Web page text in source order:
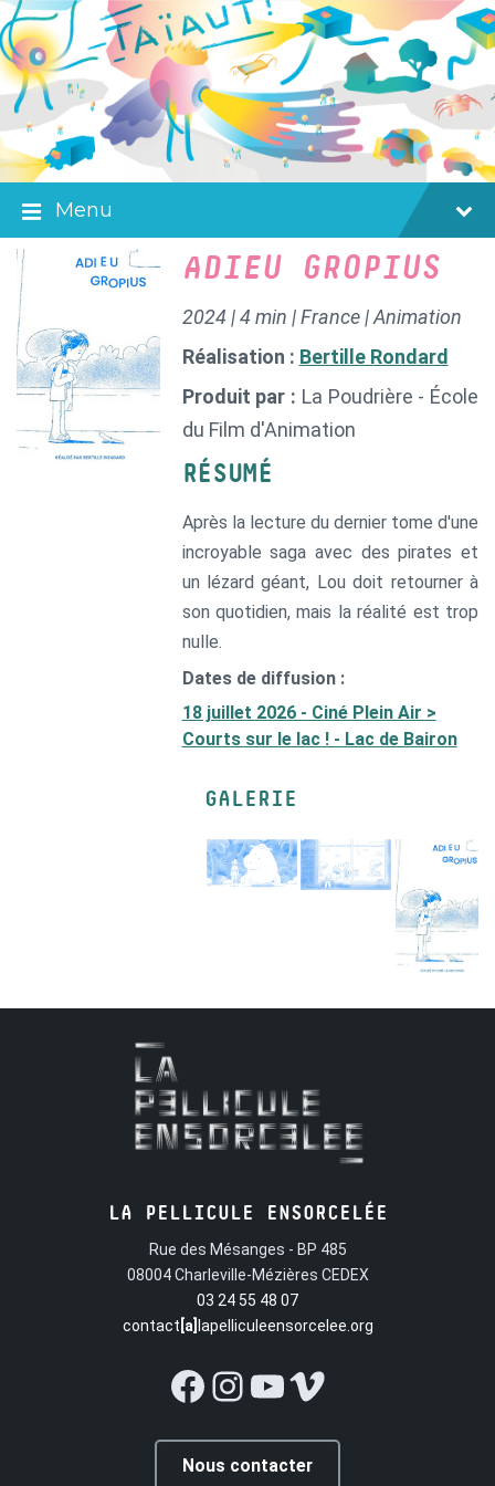
Skip
to
content
Skip
to
main
navigation
Skip
to
footer
Menu
ADIEU GROPIUS
2024 | 4 min | France | Animation
Réalisation : Bertille Rondard
Produit par : La Poudrière - École
du Film d'Animation
RÉSUMÉ
Après la lecture du dernier tome d'une
incroyable saga avec des pirates et
un lézard géant, Lou doit retourner à
son quotidien, mais la réalité est trop
nulle.
Dates de diffusion :
18 juillet 2026 - Ciné Plein Air >
Courts sur le lac ! - Lac de Bairon
GALERIE
LA PELLICULE ENSORCELÉE
Rue des Mésanges - BP 485
08004 Charleville-Mézières CEDEX
03 24 55 48 07
contact [a] lapelliculeensorcelee.org
Facebook
Instagram
YouTube
Vimeo
Nous contacter